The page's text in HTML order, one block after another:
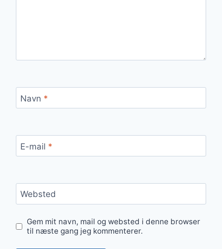
Navn *
E-mail *
Websted
Gem mit navn, mail og websted i denne browser
til næste gang jeg kommenterer.